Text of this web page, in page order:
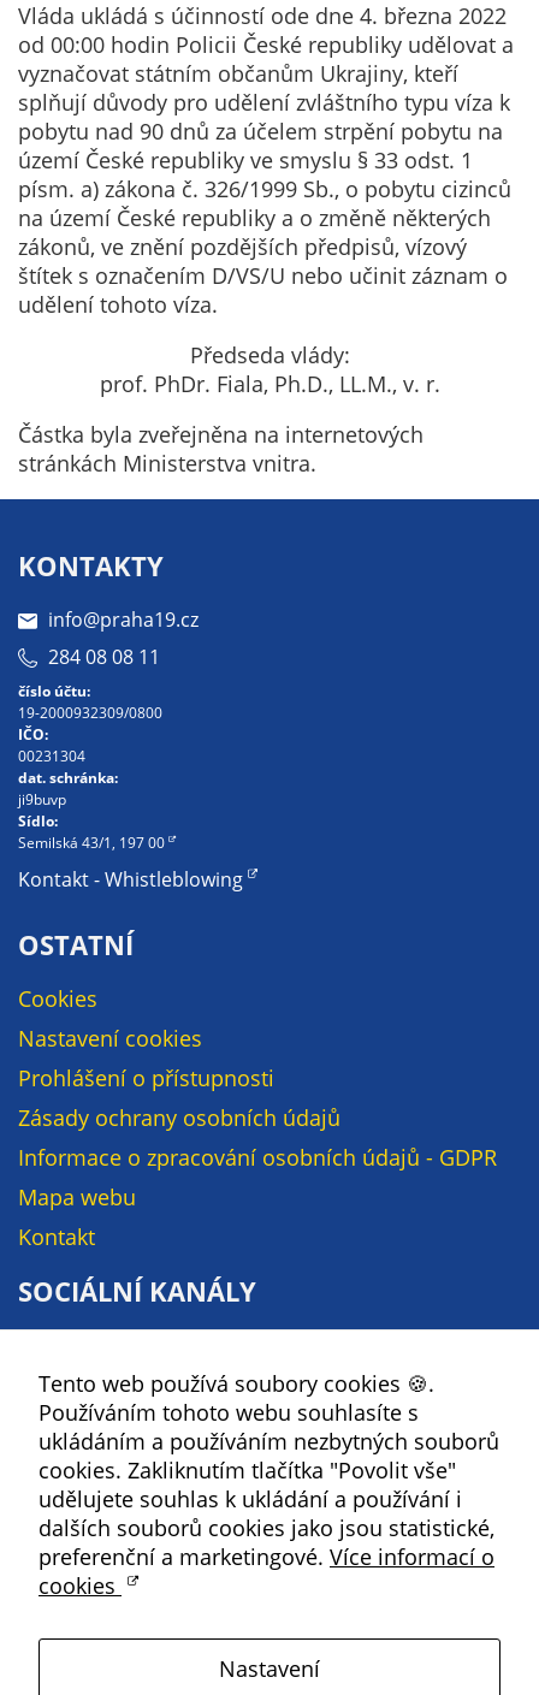
Vláda ukládá s účinností ode dne 4. března 2022
od 00:00 hodin Policii České republiky udělovat a
vyznačovat státním občanům Ukrajiny, kteří
splňují důvody pro udělení zvláštního typu víza k
pobytu nad 90 dnů za účelem strpění pobytu na
území České republiky ve smyslu § 33 odst. 1
písm. a) zákona č. 326/1999 Sb., o pobytu cizinců
na území České republiky a o změně některých
zákonů, ve znění pozdějších předpisů, vízový
štítek s označením D/VS/U nebo učinit záznam o
udělení tohoto víza.
Předseda vlády:
prof. PhDr. Fiala, Ph.D., LL.M., v. r.
Částka byla zveřejněna na internetových
stránkách Ministerstva vnitra.
KONTAKTY
info@praha19.cz
284 08 08 11
číslo účtu:
19-2000932309/0800
IČO:
00231304
dat. schránka:
ji9buvp
Sídlo:
Semilská 43/1, 197 00
Kontakt - Whistleblowing
OSTATNÍ
Cookies
Nastavení cookies
Prohlášení o přístupnosti
Zásady ochrany osobních údajů
Informace o zpracování osobních údajů - GDPR
Mapa webu
Kontakt
SOCIÁLNÍ KANÁLY
YouTube
Instagram
RSS
Kbely
Satalice
Tento web používá soubory cookies 🍪.
Používáním tohoto webu souhlasíte s
ukládáním a používáním nezbytných souborů
cookies. Zakliknutím tlačítka "Povolit vše"
udělujete souhlas k ukládání a používání i
dalších souborů cookies jako jsou statistické,
preferenční a marketingové. Více informací o
cookies
Nastavení